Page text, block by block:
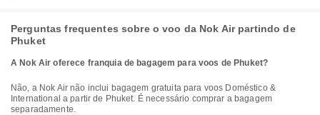
Perguntas frequentes sobre o voo da Nok Air partindo de
Phuket
A Nok Air oferece franquia de bagagem para voos de Phuket?
Não, a Nok Air não inclui bagagem gratuita para voos Doméstico &
International a partir de Phuket. É necessário comprar a bagagem
separadamente.